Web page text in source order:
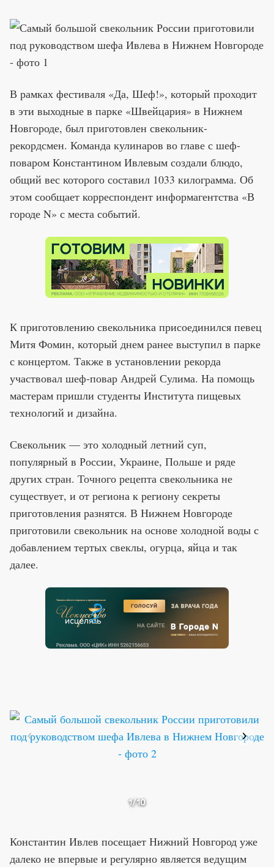
В рамках фестиваля «Да, Шеф!», который проходит
в эти выходные в парке «Швейцария» в Нижнем
Новгороде, был приготовлен свекольник-
рекордсмен. Команда кулинаров во главе с шеф-
поваром Константином Ивлевым создали блюдо,
общий вес которого составил 1033 килограмма. Об
этом сообщает корреспондент информагентства «В
городе N» с места событий.
К приготовлению свекольника присоединился певец
Митя Фомин, который днем ранее выступил в парке
с концертом. Также в установлении рекорда
участвовал шеф-повар Андрей Сулима. На помощь
мастерам пришли студенты Института пищевых
технологий и дизайна.
Свекольник — это холодный летний суп,
популярный в России, Украине, Польше и ряде
других стран. Точного рецепта свекольника не
существует, и от региона к региону секреты
приготовления разнятся. В Нижнем Новгороде
приготовили свекольник на основе холодной воды с
добавлением тертых свеклы, огурца, яйца и так
далее.
1/10
Константин Ивлев посещает Нижний Новгород уже
далеко не впервые и регулярно является ведущим